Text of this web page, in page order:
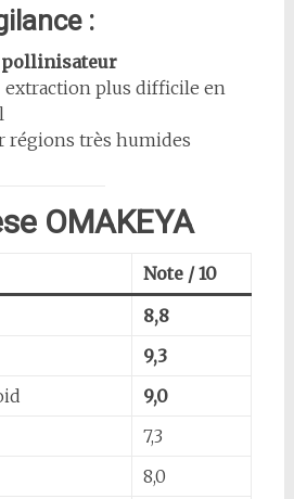
:
pollinisateur
extraction plus difficile en
régions très humides
OMAKEYA
Note / 10
8,8
9,3
9,0
7,3
8,0